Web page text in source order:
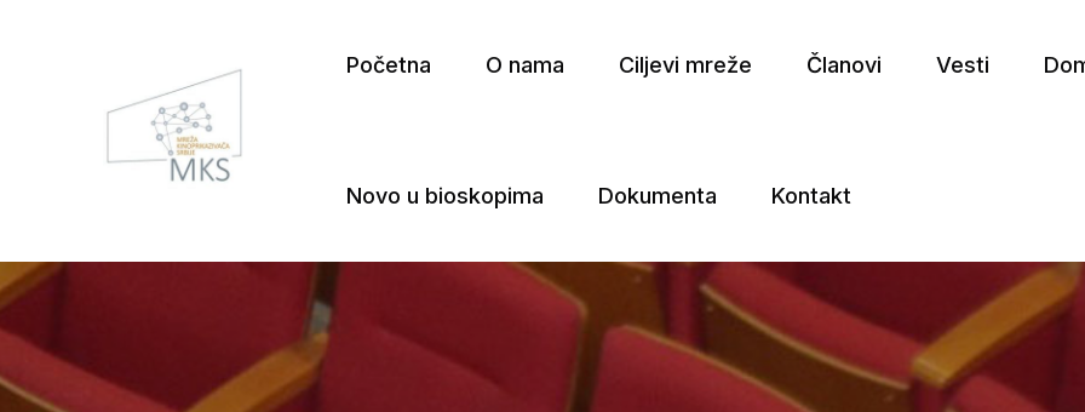
Početna O nama Ciljevi mreže Članovi Vesti
Novo u bioskopima Dokumenta Kontakt